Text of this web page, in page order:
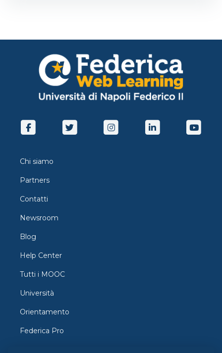
Chi siamo
Partners
Contatti
Newsroom
Blog
Help Center
Tutti i MOOC
Università
Orientamento
Federica Pro